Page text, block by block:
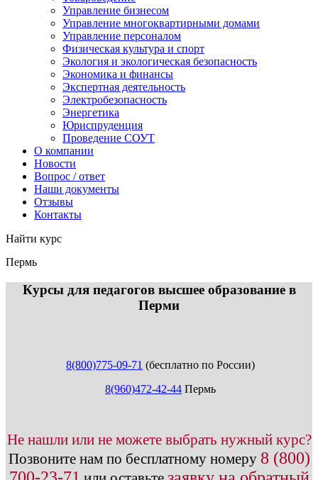
Управление бизнесом
Управление многоквартирными домами
Управление персоналом
Физическая культура и спорт
Экология и экологическая безопасность
Экономика и финансы
Экспертная деятельность
Электробезопасность
Энергетика
Юриспруденция
Проведение СОУТ
О компании
Новости
Вопрос / ответ
Наши документы
Отзывы
Контакты
Найти курс
Пермь
Курсы для педагогов высшее образование в
Перми
8(800)775-09-71 (бесплатно по России)
8(960)472-42-44 Пермь
Не нашли или не можете выбрать нужный курс?
Позвоните нам по бесплатному номеру 8 (800)